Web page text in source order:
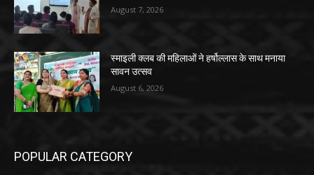
August 7, 2026
स्माइली क्लब की महिलाओं ने हर्षोल्लास के साथ मनाया
सावन उत्सव
August 6, 2026
POPULAR CATEGORY